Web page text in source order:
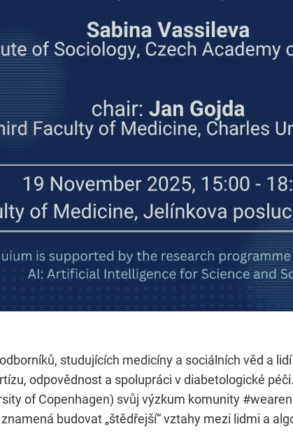
studujících medicíny a sociálních věd a
odpovědnost a spolupráci v diabetologické
of Copenhagen) svůj výzkum komunity
budovat „štědřejší“ vztahy mezi lidmi a